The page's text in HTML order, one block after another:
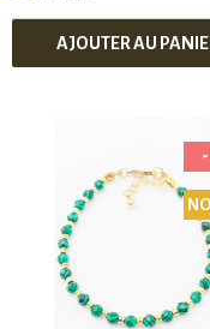
AJOUTER AU